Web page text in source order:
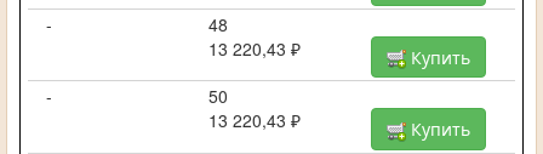
-
48
13 220,43 ₽
Купить
-
50
13 220,43 ₽
Купить